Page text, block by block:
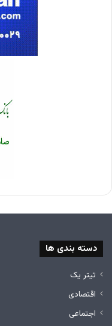
دسته بندی ها
تیتر یک
اقتصادی
اجتماعی